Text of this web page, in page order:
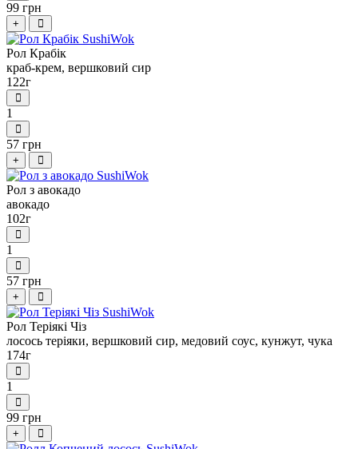
99 грн
+
Рол Крабік
краб-крем, вершковий сир
122г
1
57 грн
+
Рол з авокадо
авокадо
102г
1
57 грн
+
Рол Теріякі Чіз
лосось теріяки, вершковий сир, медовий соус, кунжут, чука
174г
1
99 грн
+